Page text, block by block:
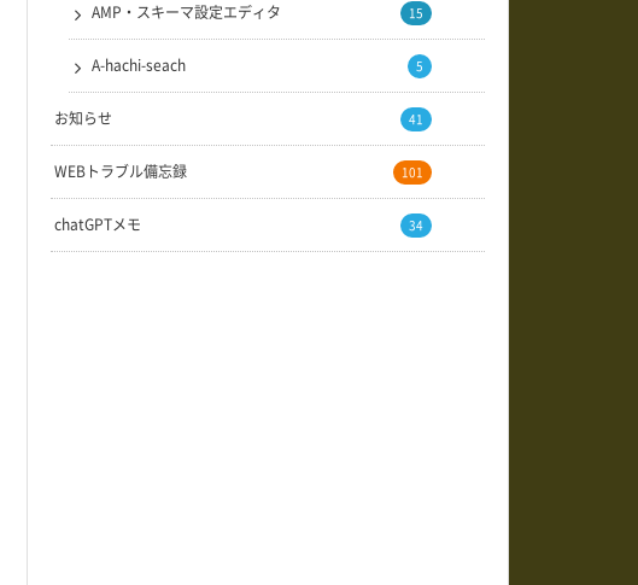
AMP・スキーマ設定エディタ 15
A-hachi-seach 5
お知らせ 41
WEBトラブル備忘録 101
chatGPTメモ 34